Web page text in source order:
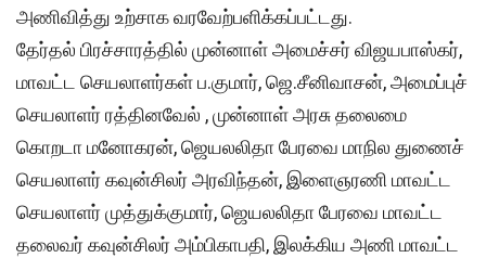
அணிவித்து உற்சாக வரவேற்பளிக்கப்பட்டது.
தேர்தல் பிரச்சாரத்தில் முன்னாள் அமைச்சர் விஜயபாஸ்கர்,
மாவட்ட செயலாளர்கள் ப.குமார், ஜெ.சீனிவாசன், அமைப்புச்
செயலாளர் ரத்தினவேல் , முன்னாள் அரசு தலைமை
கொறடா மனோகரன், ஜெயலலிதா பேரவை மாநில துணைச்
செயலாளர் கவுன்சிலர் அரவிந்தன், இளைஞரணி மாவட்ட
செயலாளர் முத்துக்குமார், ஜெயலலிதா பேரவை மாவட்ட
தலைவர் கவுன்சிலர் அம்பிகாபதி, இலக்கிய அணி மாவட்ட